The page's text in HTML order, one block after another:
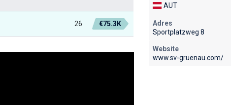
26 €75.3K
AUT
Adres
Sportplatzweg 8
Website
www.sv-gruenau.com/